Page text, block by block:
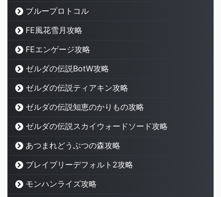
ブループロトコル
FE風花雪月攻略
FEエンゲージ攻略
ゼルダの伝説BotW攻略
ゼルダの伝説ティアキン攻略
ゼルダの伝説知恵のかりもの攻略
ゼルダの伝説スカイウォードソード攻略
あつまれどうぶつの森攻略
ブレイブリーデフォルト2攻略
モンハンライズ攻略